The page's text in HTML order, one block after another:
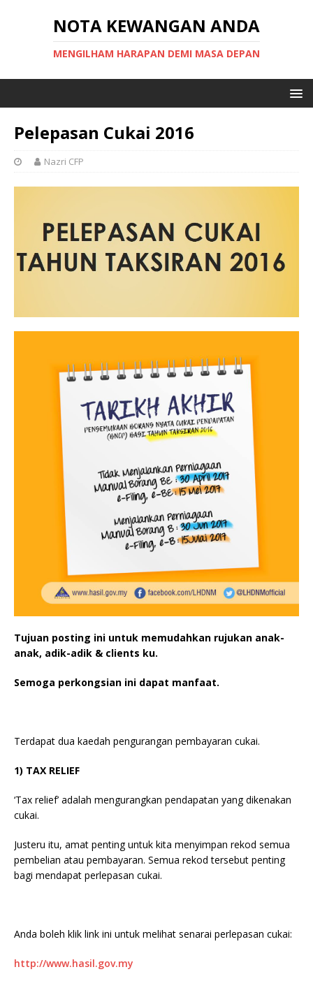
NOTA KEWANGAN ANDA
MENGILHAM HARAPAN DEMI MASA DEPAN
Pelepasan Cukai 2016
Nazri CFP
Tujuan posting ini untuk memudahkan rujukan anak-
anak, adik-adik & clients ku.
Semoga perkongsian ini dapat manfaat.
Terdapat dua kaedah pengurangan pembayaran cukai.
1) TAX RELIEF
‘Tax relief’ adalah mengurangkan pendapatan yang dikenakan
cukai.
Justeru itu, amat penting untuk kita menyimpan rekod semua
pembelian atau pembayaran. Semua rekod tersebut penting
bagi mendapat perlepasan cukai.
Anda boleh klik link ini untuk melihat senarai perlepasan cukai:
http://www.hasil.gov.my